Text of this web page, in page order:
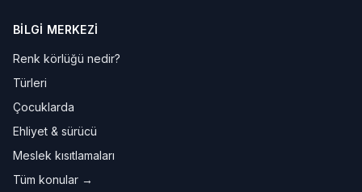
BILGI MERKEZI
Renk körlüğü nedir?
Türleri
Çocuklarda
Ehliyet & sürücü
Meslek kısıtlamaları
Tüm konular →